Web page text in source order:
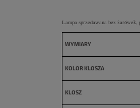
Lampa sprzedawana bez żarówek,
WYMIARY
KOLOR KLOSZA
KLOSZ